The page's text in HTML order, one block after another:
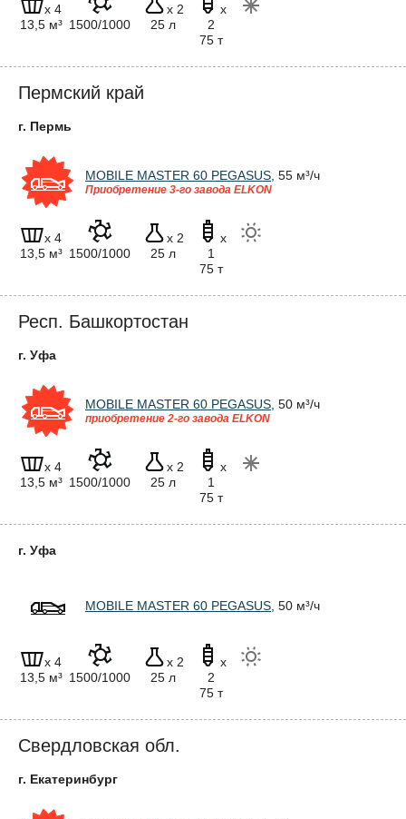
x 4
13,5 м³ 1500/1000
x 2
25 л
x
2
75 т
Пермский край
г. Пермь
MOBILE MASTER 60 PEGASUS , 55 м³/ч
Приобретение 3-го завода ELKON
x 4
13,5 м³ 1500/1000
x 2
25 л
x
1
75 т
Респ. Башкортостан
г. Уфа
MOBILE MASTER 60 PEGASUS , 50 м³/ч
приобретение 2-го завода ELKON
x 4
13,5 м³ 1500/1000
x 2
25 л
x
1
75 т
г. Уфа
MOBILE MASTER 60 PEGASUS , 50 м³/ч
x 4
13,5 м³ 1500/1000
x 2
25 л
x
2
75 т
Свердловская обл.
г. Екатеринбург